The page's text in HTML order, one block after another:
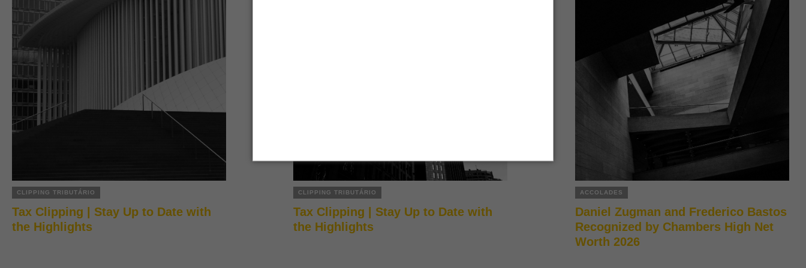
CLIPPING TRIBUTÁRIO
Tax Clipping | Stay Up to Date with
the Highlights
CLIPPING TRIBUTÁRIO
Tax Clipping | Stay Up to Date with
the Highlights
ACCOLADES
Daniel Zugman and Frederico Bastos
Recognized by Chambers High Net
Worth 2026